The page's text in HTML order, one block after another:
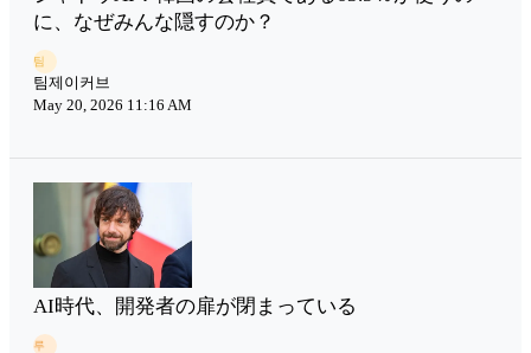
に、なぜみんな隠すのか？
팀
팀제이커브
May 20, 2026 11:16 AM
AI時代、開発者の扉が閉まっている
루